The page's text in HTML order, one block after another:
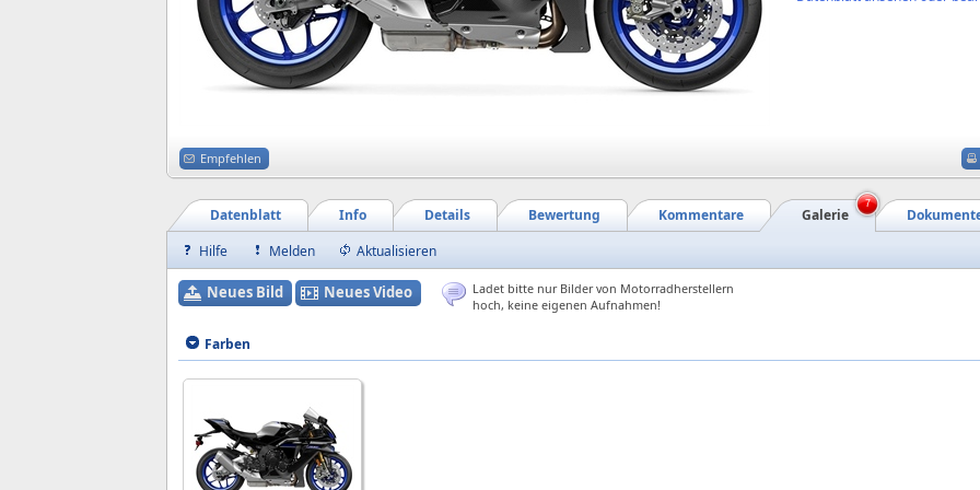
Empfehlen
Galerie
Kommentare
Bewertung
Details
Info
Datenblatt
7
Hilfe Melden Aktualisieren
Neues Bild Neues Video
Ladet bitte nur Bilder von Motorradherstellern
hoch, keine eigenen Aufnahmen!
Farben